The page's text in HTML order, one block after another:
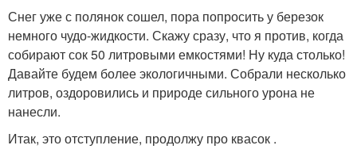
Снег уже с полянок сошел, пора попросить у березок
немного чудо-жидкости. Скажу сразу, что я против, когда
собирают сок 50 литровыми емкостями! Ну куда столько!
Давайте будем более экологичными. Собрали несколько
литров, оздоровились и природе сильного урона не
нанесли.
Итак, это отступление, продолжу про квасок .